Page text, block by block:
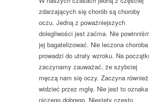
zdarzających się chorób są choroby
oczu. Jedną z poważniejszych
dolegliwości jest zaćma. Nie
jej bagatelizować. Nie leczona choroba
prowadzi do utraty wzroku. Na
zaczynamy zauważać, że szybciej
męczą nam się oczy. Zaczyna również
widzieć przez mgłę. Nie jest to oznaka
niczego dobrego. Niestety często